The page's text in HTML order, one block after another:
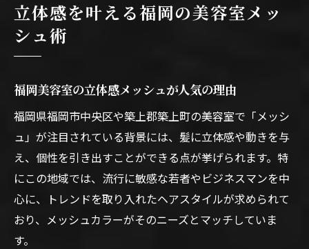
立体感を叶える福岡の美容室メッ
シュ術
福岡美容室の立体感メッシュが人気の理由
福岡県福岡市中央区や築上郡築上町の美容室で「メッシ
ュ」が注目されている背景には、髪に立体感や動きを与
え、個性を引き出すことができる点が挙げられます。特
にこの地域では、流行に敏感な若者やビジネスマンを中
心に、トレンドを取り入れたヘアスタイルが求められて
おり、メッシュカラーがそのニーズとマッチしていま
す。